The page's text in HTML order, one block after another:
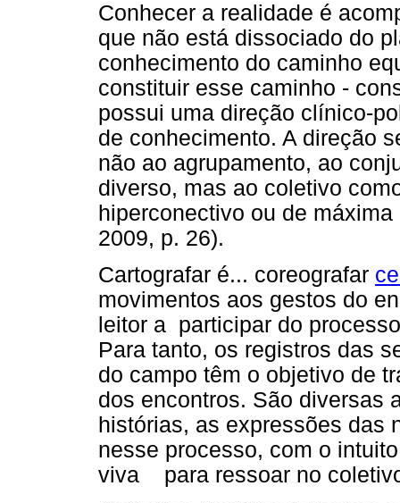
Conhecer a realidade é
que não está dissociado do
conhecimento do caminho
constituir esse caminho -
possui uma direção clínico-
de conhecimento. A
não ao agrupamento, ao
diverso, mas ao coletivo
hiperconectivo ou de
2009, p. 26).
Cartografar é... coreografar
movimentos aos gestos do
leitor a participar do
Para tanto, os registros das
do campo têm o objetivo de
dos encontros. São diversas
histórias, as expressões das
nesse processo, com o
viva para ressoar no